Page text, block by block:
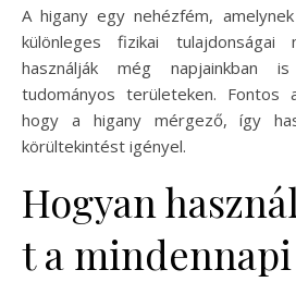
A higany egy nehézfém,
különleges fizikai
használják még napjainkban
tudományos területeken. Fontos
hogy a higany mérgező, így
körültekintést igényel.
Hogyan
t a